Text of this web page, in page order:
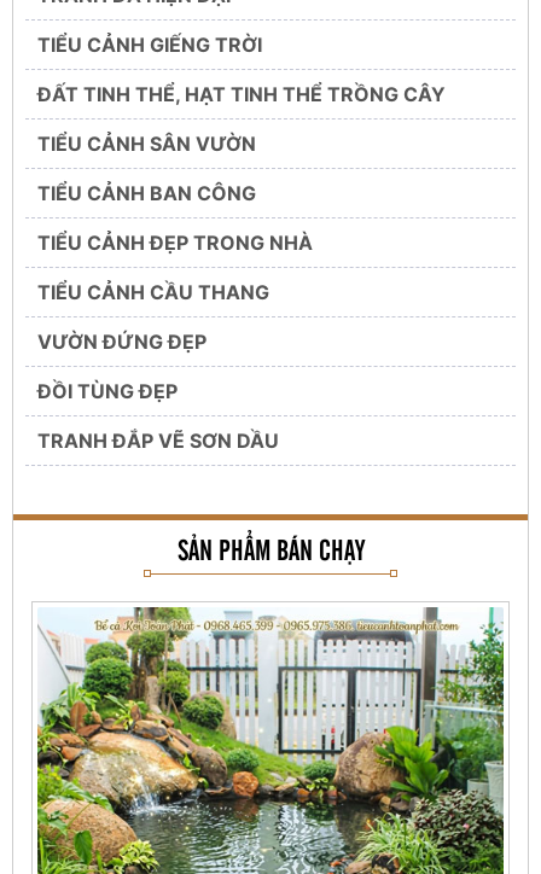
TIỂU CẢNH GIẾNG TRỜI
ĐẤT TINH THỂ, HẠT TINH THỂ TRỒNG CÂY
TIỂU CẢNH SÂN VƯỜN
TIỂU CẢNH BAN CÔNG
TIỂU CẢNH ĐẸP TRONG NHÀ
TIỂU CẢNH CẦU THANG
VƯỜN ĐỨNG ĐẸP
ĐỒI TÙNG ĐẸP
TRANH ĐẮP VẼ SƠN DẦU
SẢN PHẨM BÁN CHẠY